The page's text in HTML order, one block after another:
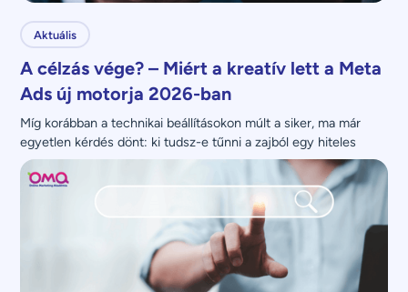
Aktuális
A célzás vége? – Miért a kreatív lett a Meta
Ads új motorja 2026-ban
Míg korábban a technikai beállításokon múlt a siker, ma már
egyetlen kérdés dönt: ki tudsz-e tűnni a zajból egy hiteles
üzenettel?